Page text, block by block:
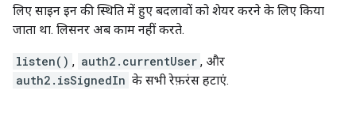
लिए साइन इन की स्थिति में हुए बदलावों को शेयर करने के लिए किया
जाता था. लिसनर अब काम नहीं करते.
listen() , auth2.currentUser , और
auth2.isSignedIn के सभी रेफ़रंस हटाएं.